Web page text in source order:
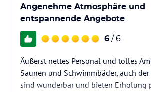
Angenehme Atmosphäre und
entspannende Angebote
6 / 6
Äußerst nettes Personal und tolles
Saunen und Schwimmbäder, auch
sind wunderbar und bieten Erholung